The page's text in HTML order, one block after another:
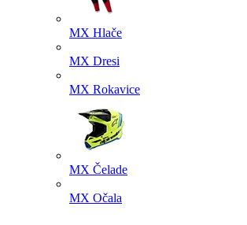
MX Hlače
MX Dresi
MX Rokavice
MX Čelade
MX Očala